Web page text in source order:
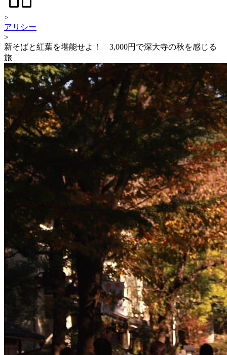
>
アリシー
>
新そばと紅葉を堪能せよ！ 3,000円で深大寺の秋を感じる
旅